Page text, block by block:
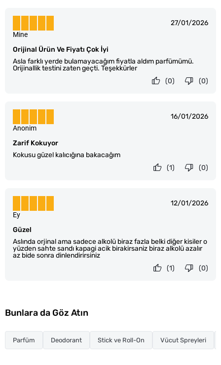
27/01/2026
Orijinal Ürün Ve Fiyatı Çok İyi
Asla farklı yerde bulamayacağım fiyatla aldım parfümümü.
Orijinallik testini zaten geçti. Teşekkürler
Mine
(0)
(0)
16/01/2026
Zarif Kokuyor
Kokusu güzel kalıcığına bakacağım
Anonim
(0)
(1)
12/01/2026
Güzel
Aslında orjinal ama sadece alkolü biraz fazla belki diğer kisiler o
yüzden sahte sandı kapagi acik birakirsaniz biraz alkolü azalır
az bide sonra dinlendirirsiniz
Ey
(0)
(1)
Bunlara da Göz Atın
Parfüm Deodorant Stick ve Roll-On Vücut Spreyleri